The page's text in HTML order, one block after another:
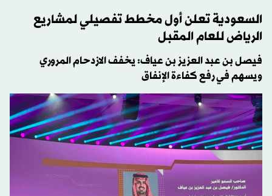
السعودية تعلن أول مخطط تفصيلي لمشاريع
الرياض للعام المقبل
فيصل بن عبد العزيز بن عياف: يخفف الازدحام المروري
ويسهم في رفع كفاءة الإنفاق